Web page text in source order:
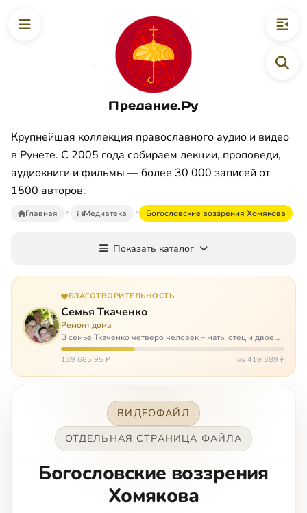
Предание.Ру
Крупнейшая коллекция православного аудио и видео
в Рунете. С 2005 года собираем лекции, проповеди,
аудиокниги и фильмы — более 30 000 записей от
1500 авторов.
Главная Медиатека Богословские воззрения Хомякова
Показать каталог
БЛАГОТВОРИТЕЛЬНОСТЬ
Семья Ткаченко
Ремонт дома
В семье Ткаченко четверо человек – мать, отец и двое
сыновей. И это семья – крепость. У них столько проблем
и бед, что хватило бы на много семей. Трое из четверых
139 685,95 ₽ из 419 389 ₽
ВИДЕОФАЙЛ
ОТДЕЛЬНАЯ СТРАНИЦА ФАЙЛА
Богословские воззрения
Хомякова